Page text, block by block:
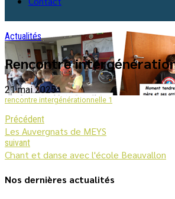
Actualités
Rencontre
21 mai 2025
rencontre intergénérationnelle 1
Précédent
Les Auvergnats de MEYS
suivant
Chant et danse avec l'école Beauvallon
Nos dernières actualités